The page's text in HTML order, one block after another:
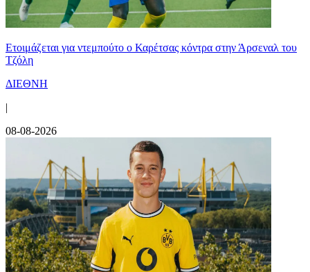
Ετοιμάζεται για ντεμπούτο ο Καρέτσας κόντρα στην Άρσεναλ του
Τζόλη
ΔΙΕΘΝΗ
|
08-08-2026